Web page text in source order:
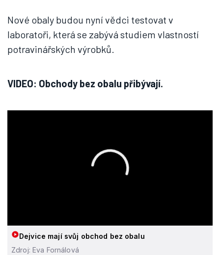
Nové obaly budou nyní vědci testovat v
laboratoři, která se zabývá studiem vlastností
potravinářských výrobků.
VIDEO: Obchody bez obalu přibývají.
Dejvice mají svůj obchod bez obalu
Zdroj: Eva Fornálová